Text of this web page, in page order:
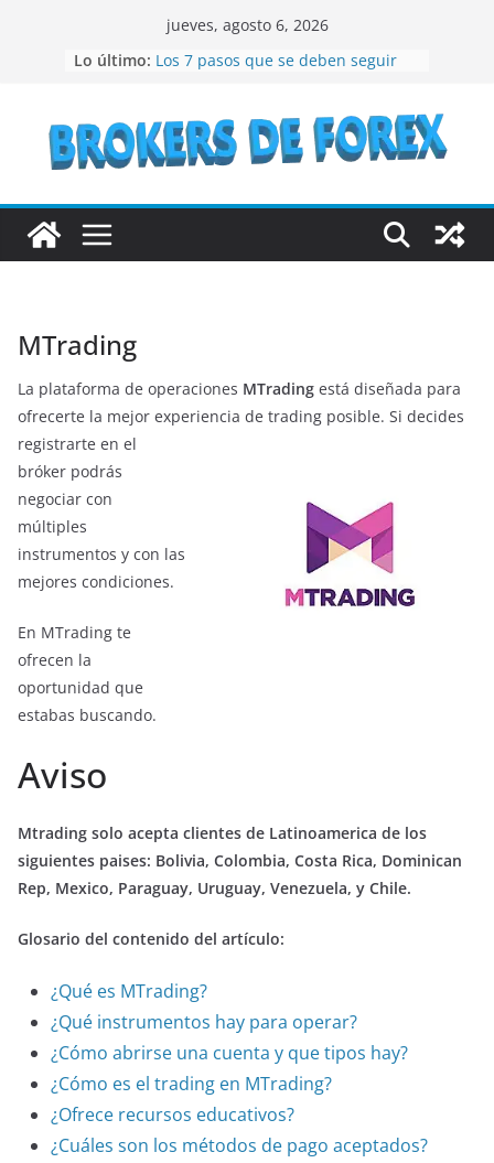
jueves, agosto 6, 2026
Lo último: Los 7 pasos que se deben seguir
¿Vale la pena considerar la
inversión en acciones de IBM en el
año 2023?
invertir en bonos del Estado
Recomendaciones a seguir si se
quiere especular en bolsa
MTrading
La plataforma de operaciones MTrading está diseñada para
ofrecerte la mejor experiencia de trading posible. Si decides
registrarte en el
bróker podrás
negociar con
múltiples
instrumentos y con las
mejores condiciones.
En MTrading te
ofrecen la
oportunidad que
estabas buscando.
Aviso
Mtrading solo acepta clientes de Latinoamerica de los
siguientes paises: Bolivia, Colombia, Costa Rica, Dominican
Rep, Mexico, Paraguay, Uruguay, Venezuela, y Chile.
Glosario del contenido del artículo:
¿Qué es MTrading?
¿Qué instrumentos hay para operar?
¿Cómo abrirse una cuenta y que tipos hay?
¿Cómo es el trading en MTrading?
¿Ofrece recursos educativos?
¿Cuáles son los métodos de pago aceptados?